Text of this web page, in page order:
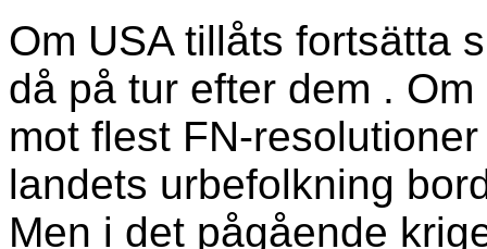
Om USA tillåts fortsätta
då på tur efter dem .
mot flest FN-
landets urbefolkning
Men i det pågående